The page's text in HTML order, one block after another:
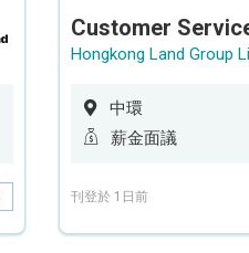
Hongkong Land Group
中環
薪金面議
刊登於 1日前